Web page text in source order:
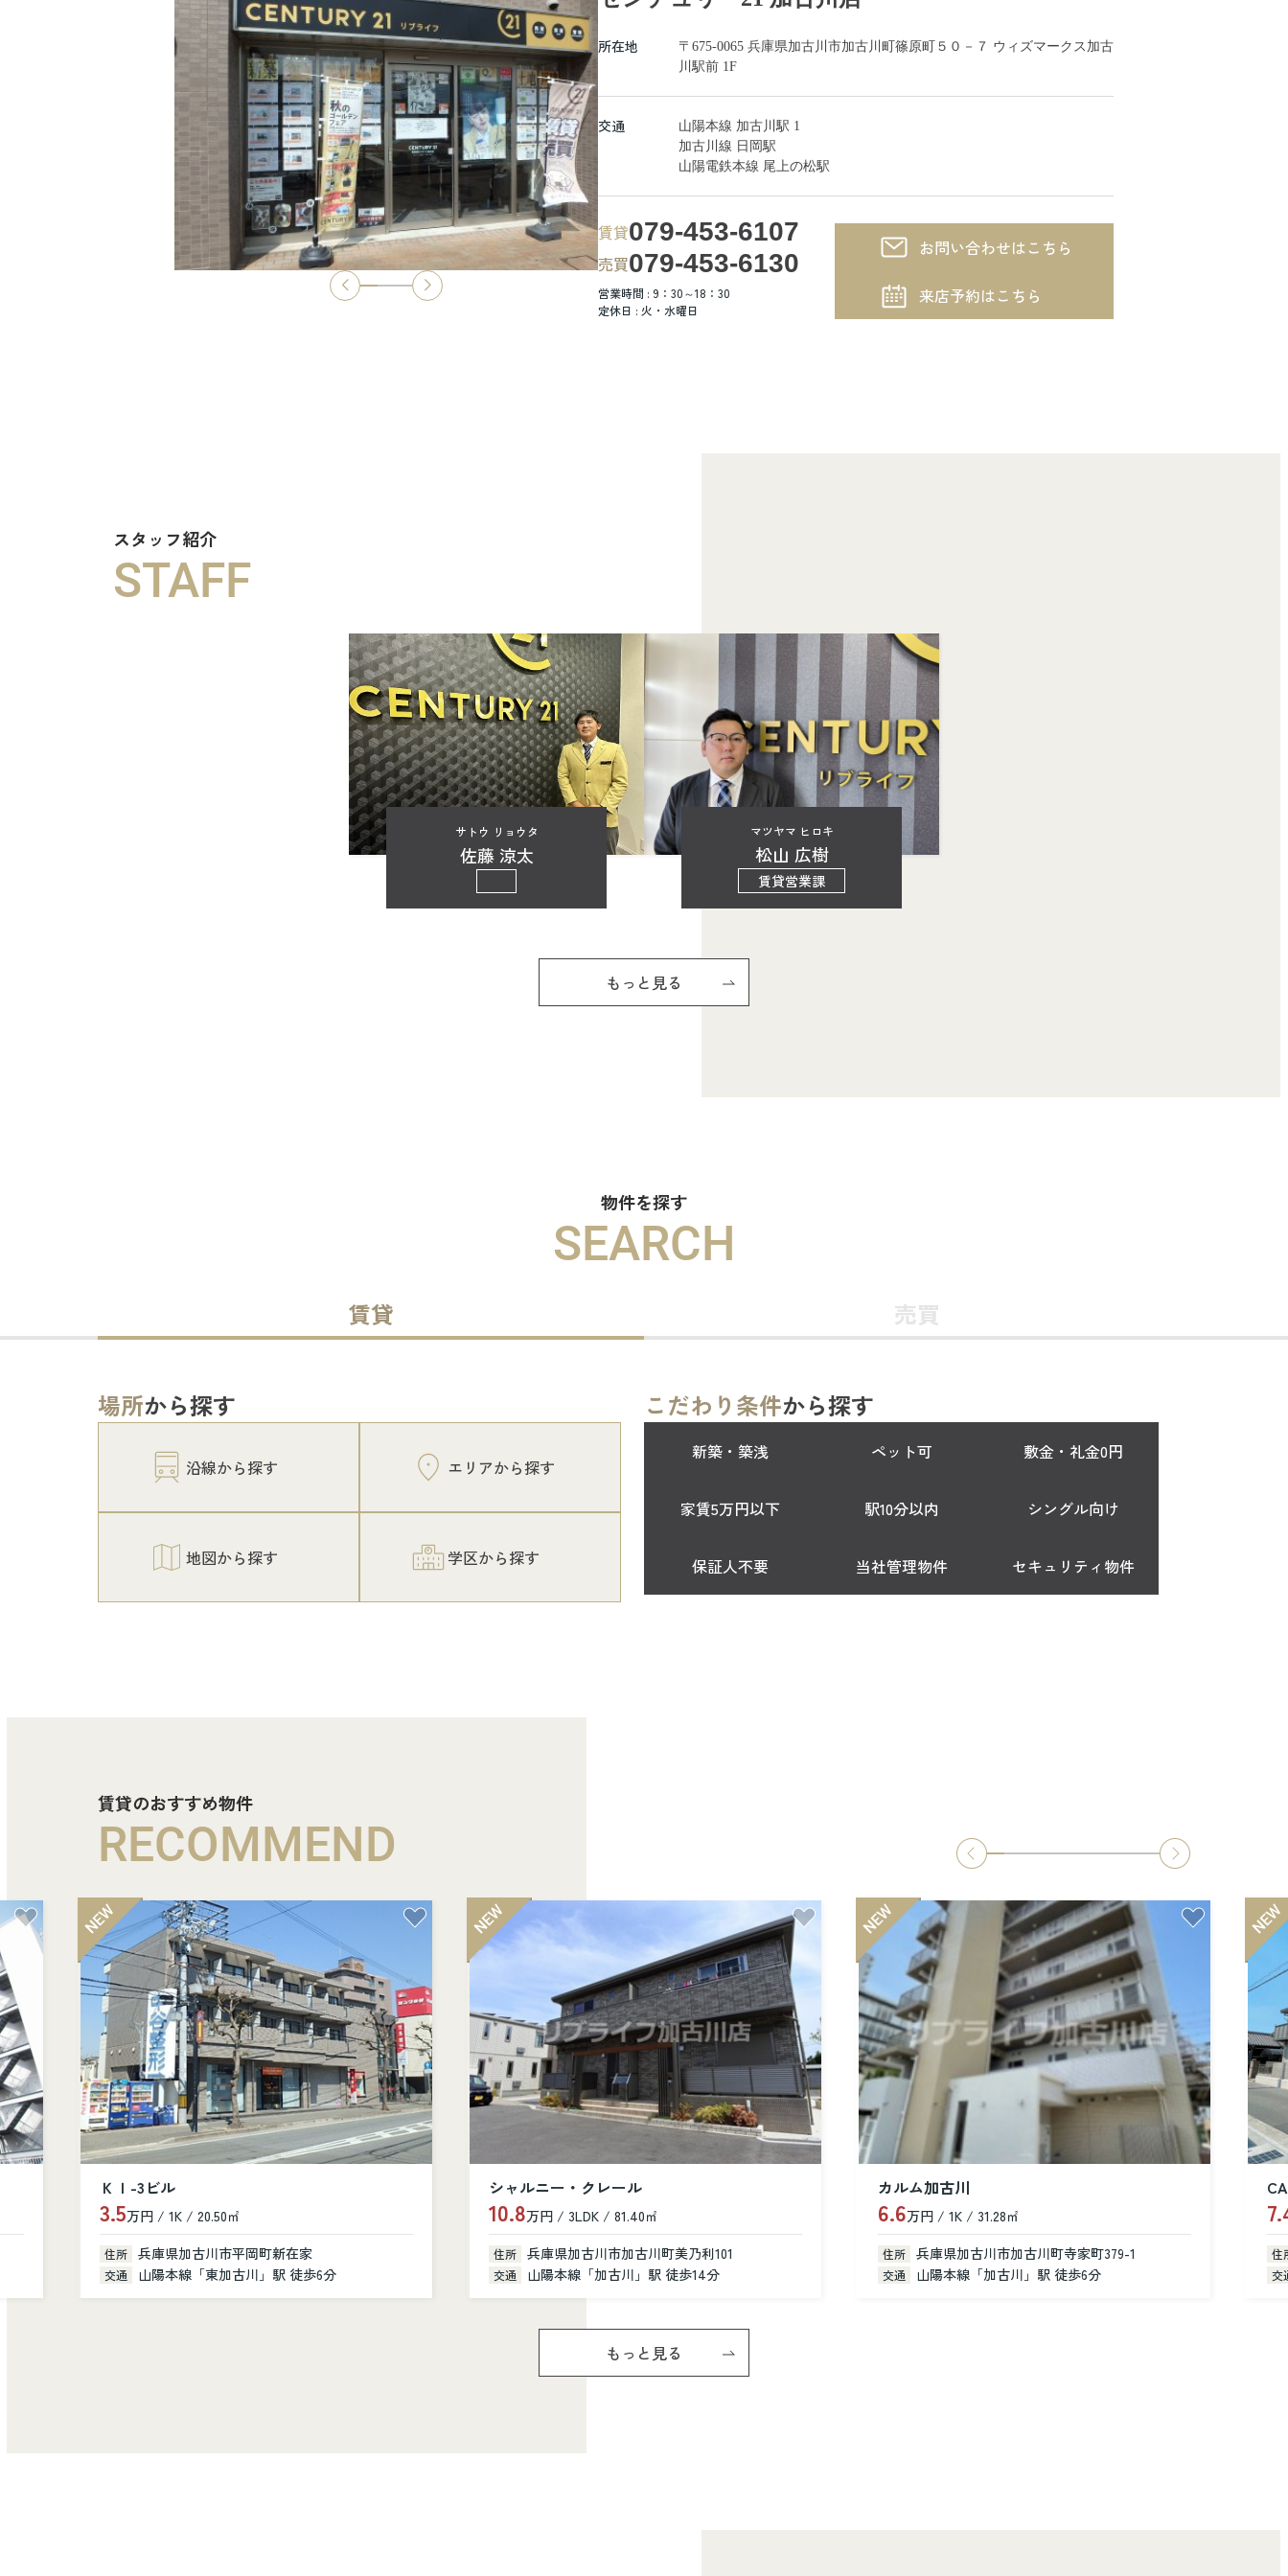
所在地
〒675-0065 兵庫県加古川市加古川町篠原町５０－７ ウィズマークス加古
川駅前 1F
交通
山陽本線 加古川駅 1
加古川線 日岡駅
山陽電鉄本線 尾上の松駅
賃貸079-453-6107
売買079-453-6130
営業時間 : 9：30～18：30
定休日 : 火・水曜日
お問い合わせはこちら
来店予約はこちら
スタッフ紹介
STAFF
サトウ リョウタ
佐藤 涼太
マツヤマ ヒロキ
松山 広樹
賃貸営業課
もっと見る
物件を探す
SEARCH
賃貸 売買
場所から探す
沿線から探す エリアから探す
地図から探す 学区から探す
こだわり条件から探す
新築・築浅 ペット可 敷金・礼金0円
家賃5万円以下 駅10分以内 シングル向け
保証人不要 当社管理物件 セキュリティ物件
賃貸のおすすめ物件
RECOMMEND
シャルニー・クレール
10.8万円 / 3LDK / 81.40㎡
住所 兵庫県加古川市加古川町美乃利101
交通 山陽本線「加古川」駅 徒歩14分
カルム加古川
6.6万円 / 1K / 31.28㎡
住所 兵庫県加古川市加古川町寺家町379-1
交通 山陽本線「加古川」駅 徒歩6分
CASA dear
7.4万円 / 2LDK / 52.90㎡
住所 兵庫県加古川市尾上町池田
交通 山陽電鉄本線「浜の宮」駅 徒歩14分
8
住
交
もっと見る